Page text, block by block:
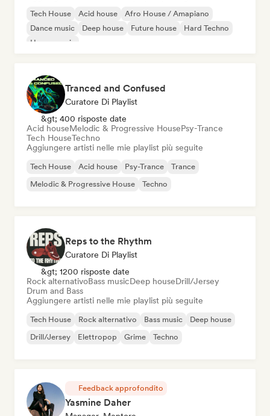
Tech House Acid house
Afro House / Amapiano
Dance music
Deep house Future house
Hard Techno
House music
Tranced and Confused
Curatore Di Playlist
&gt; 400 risposte date
Acid houseMelodic & Progressive HousePsy-Trance
Tech HouseTechno
Aggiungere artisti nelle mie playlist più seguite
Tech House Acid house Psy-Trance
Trance
Melodic & Progressive House
Techno
Reps to the Rhythm
Curatore Di Playlist
&gt; 1200 risposte date
Rock alternativoBass musicDeep houseDrill/Jersey
Drum and Bass
Aggiungere artisti nelle mie playlist più seguite
Tech House Rock alternativo Bass music
Deep house
Drill/Jersey
Elettropop Grime Techno
Feedback approfondito
Yasmine Daher